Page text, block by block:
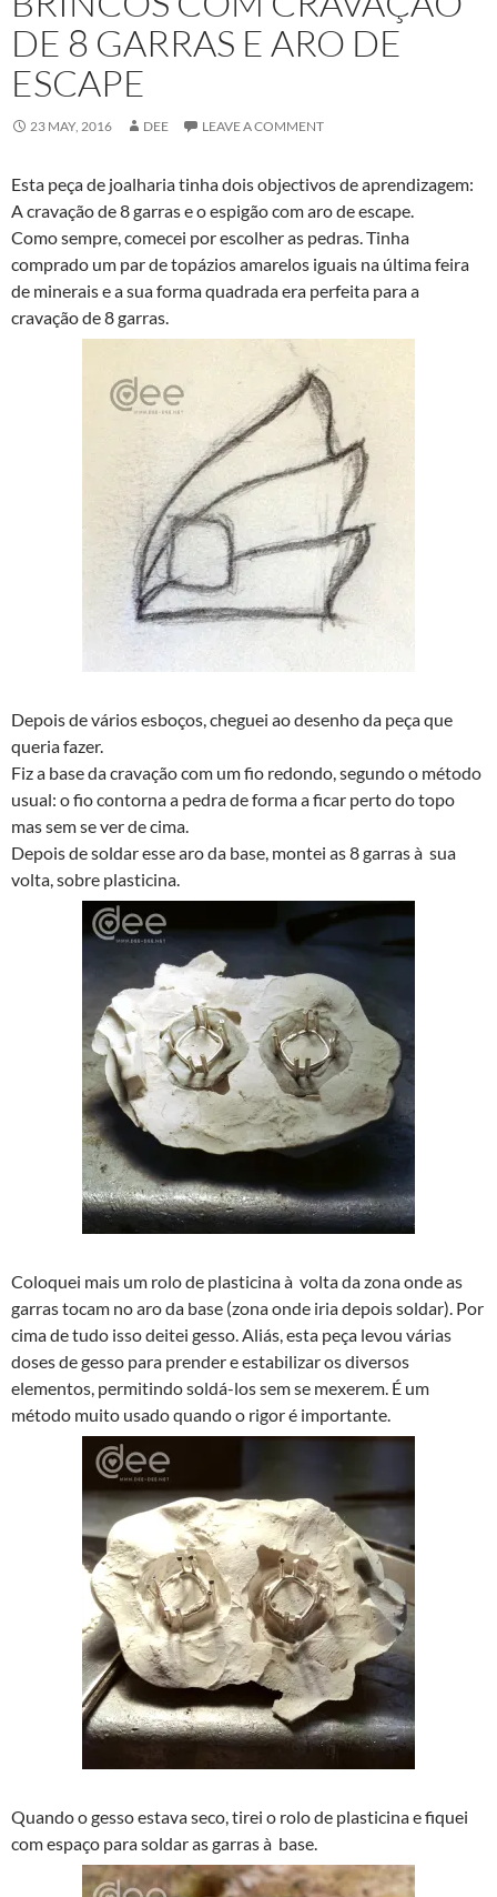
DE 8 GARRAS E ARO DE
ESCAPE
23 MAY, 2016 DEE LEAVE A COMMENT
Esta peça de joalharia tinha dois objectivos de aprendizagem:
A cravação de 8 garras e o espigão com aro de escape.
Como sempre, comecei por escolher as pedras. Tinha
comprado um par de topázios amarelos iguais na última feira
de minerais e a sua forma quadrada era perfeita para a
cravação de 8 garras.
Depois de vários esboços, cheguei ao desenho da peça que
queria fazer.
Fiz a base da cravação com um fio redondo, segundo o método
usual: o fio contorna a pedra de forma a ficar perto do topo
mas sem se ver de cima.
Depois de soldar esse aro da base, montei as 8 garras à sua
volta, sobre plasticina.
Coloquei mais um rolo de plasticina à volta da zona onde as
garras tocam no aro da base (zona onde iria depois soldar). Por
cima de tudo isso deitei gesso. Aliás, esta peça levou várias
doses de gesso para prender e estabilizar os diversos
elementos, permitindo soldá-los sem se mexerem. É um
método muito usado quando o rigor é importante.
Quando o gesso estava seco, tirei o rolo de plasticina e fiquei
com espaço para soldar as garras à base.